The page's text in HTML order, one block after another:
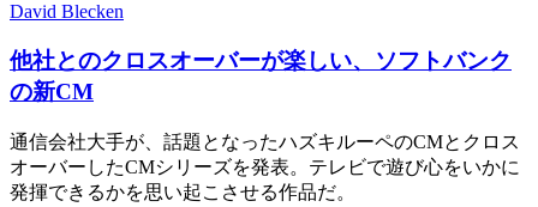
David Blecken
他社とのクロスオーバーが楽しい、ソフトバンク
の新CM
通信会社大手が、話題となったハズキルーペのCMとクロス
オーバーしたCMシリーズを発表。テレビで遊び心をいかに
発揮できるかを思い起こさせる作品だ。